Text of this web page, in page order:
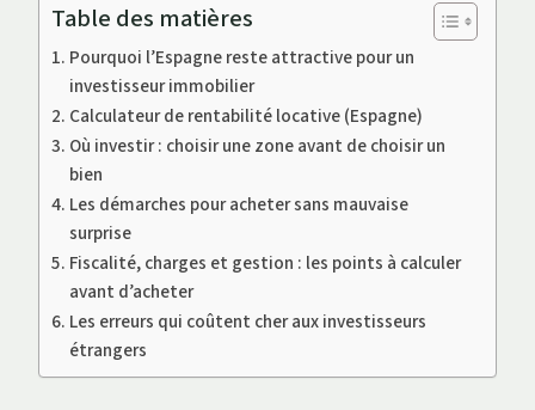
Table des matières
Pourquoi l’Espagne reste attractive pour un
investisseur immobilier
Calculateur de rentabilité locative (Espagne)
Où investir : choisir une zone avant de choisir un
bien
Les démarches pour acheter sans mauvaise
surprise
Fiscalité, charges et gestion : les points à calculer
avant d’acheter
Les erreurs qui coûtent cher aux investisseurs
étrangers